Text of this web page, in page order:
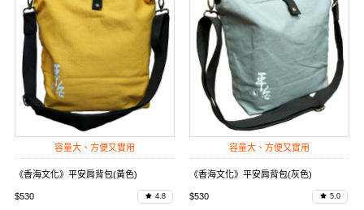
容量大、方便又實用
《香海文化》平安肩背包(黃色)
$530 4.8
容量大、方便又實用
《香海文化》平安肩背包(灰色)
$530 5.0